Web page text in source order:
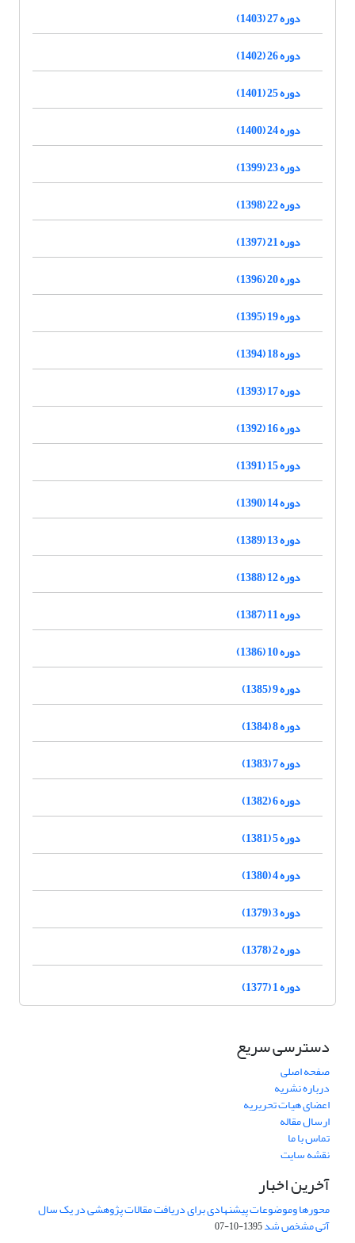
دوره 27 (1403)
دوره 26 (1402)
دوره 25 (1401)
دوره 24 (1400)
دوره 23 (1399)
دوره 22 (1398)
دوره 21 (1397)
دوره 20 (1396)
دوره 19 (1395)
دوره 18 (1394)
دوره 17 (1393)
دوره 16 (1392)
دوره 15 (1391)
دوره 14 (1390)
دوره 13 (1389)
دوره 12 (1388)
دوره 11 (1387)
دوره 10 (1386)
دوره 9 (1385)
دوره 8 (1384)
دوره 7 (1383)
دوره 6 (1382)
دوره 5 (1381)
دوره 4 (1380)
دوره 3 (1379)
دوره 2 (1378)
دوره 1 (1377)
دسترسی سریع
صفحه اصلی
درباره نشریه
اعضای هیات تحریریه
ارسال مقاله
تماس با ما
نقشه سایت
آخرین اخبار
محورها وموضوعات پیشنهادی برای دریافت مقالات پژوهشی در یک سال
آتی مشخص شد1395-10-07